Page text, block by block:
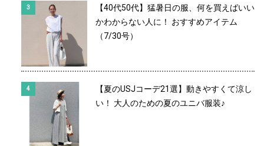
【40代50代】猛暑日の服、何を買えばいい
かわからない人に！ おすすめアイテム
（7/30号）
【夏のUSJコーデ21選】動きやすくて涼し
い！ 大人のための夏のユニバ服装♪